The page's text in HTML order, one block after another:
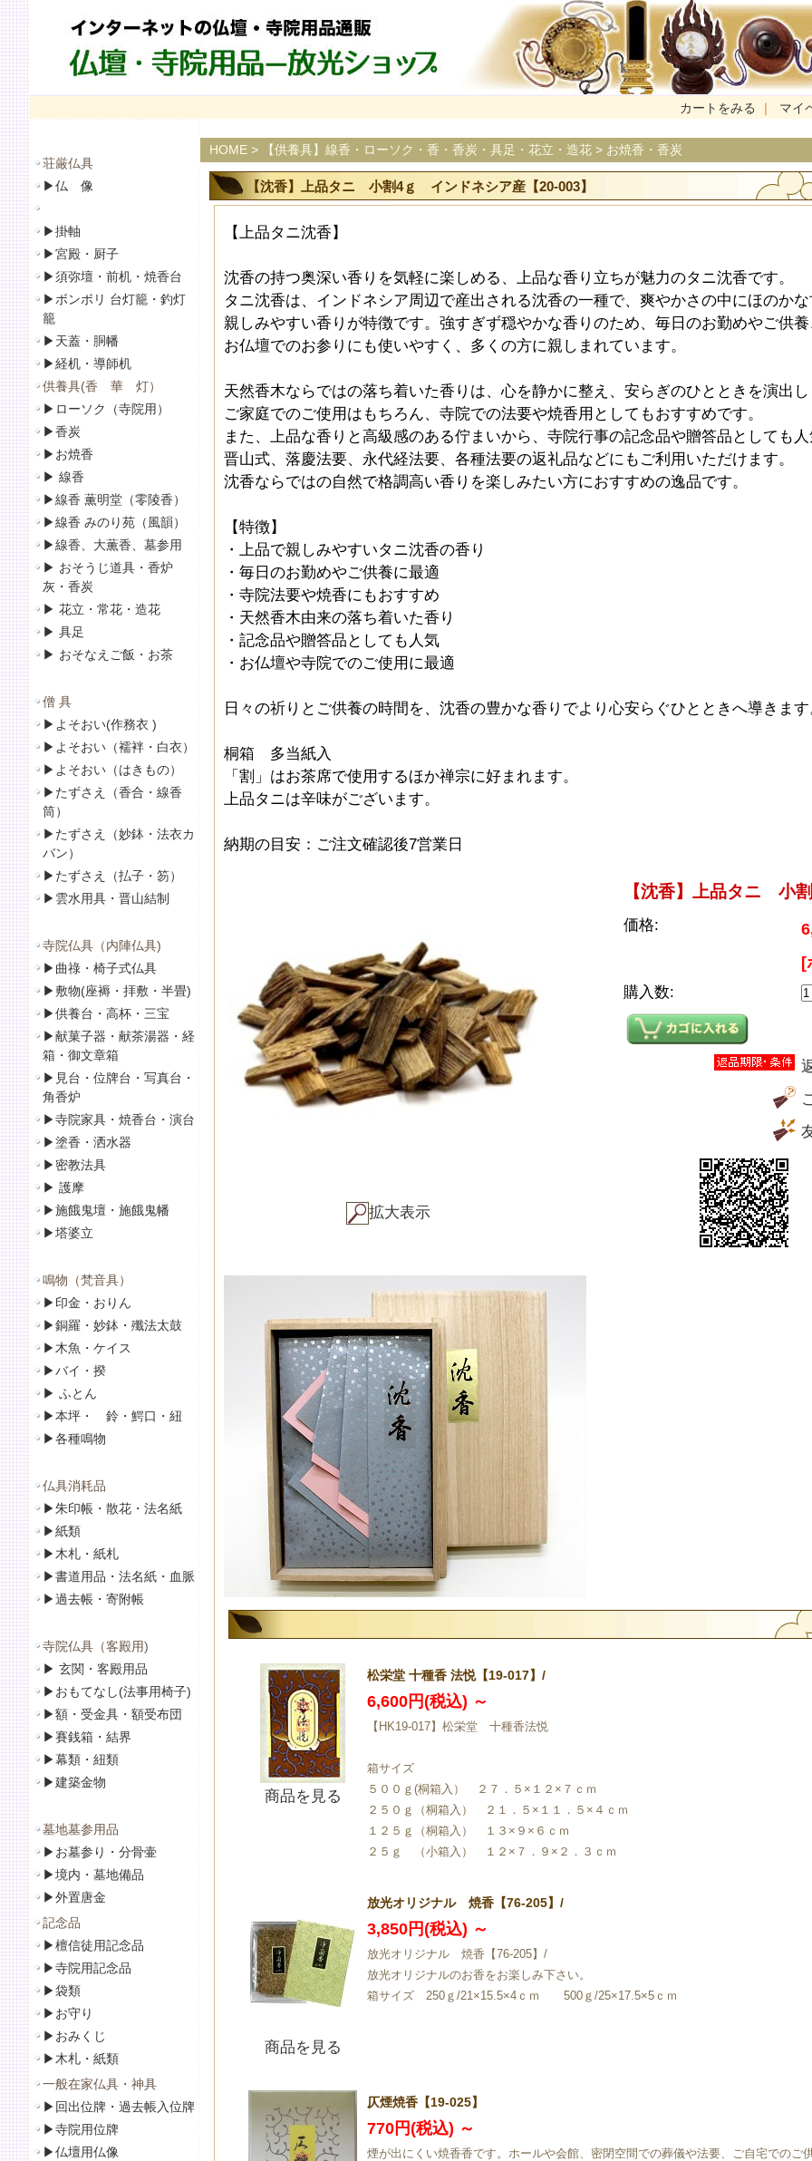
カートをみる ｜ マイ
荘厳仏具
▶仏 像
▶掛軸
▶宮殿・厨子
▶須弥壇・前机・焼香台
▶ ボンボリ 台灯籠・釣灯
籠
▶ 天蓋・胴幡
▶経机・導師机
供養具(香 華 灯）
▶ ローソク（寺院用）
▶香炭
▶ お焼香
▶ 線香
▶線香 薫明堂（零陵香）
▶線香 みのり苑（風韻）
▶線香、大薫香、墓参用
▶ おそうじ道具・香炉
灰・香炭
▶ 花立・常花・造花
▶ 具足
▶ おそなえご飯・お茶
僧 具
▶ よそおい(作務衣 )
▶ よそおい（襦袢・白衣）
▶ よそおい（はきもの）
▶ たずさえ（香合・線香
筒）
▶ たずさえ（妙鉢・法衣カ
バン）
▶ たずさえ（払子・笏）
▶ 雲水用具・晋山結制
寺院仏具（内陣仏具)
▶ 曲祿・椅子式仏具
▶ 敷物(座褥・拝敷・半畳)
▶供養台・高杯・三宝
▶献菓子器・献茶湯器・経
箱・御文章箱
▶ 見台・位牌台・写真台・
角香炉
▶寺院家具・焼香台・演台
▶塗香・洒水器
▶ 密教法具
▶ 護摩
▶施餓鬼壇・施餓鬼幡
▶塔婆立
鳴物（梵音具）
▶ 印金・おりん
▶銅羅・妙鉢・殲法太鼓
▶ 木魚・ケイス
▶バイ・揆
▶ ふとん
▶本坪・ 鈴・鰐口・紐
▶各種鳴物
仏具消耗品
▶朱印帳・散花・法名紙
▶紙類
▶ 木札・紙札
▶書道用品・法名紙・血脈
▶過去帳・寄附帳
寺院仏具（客殿用)
▶ 玄関・客殿用品
▶ おもてなし(法事用椅子)
▶額・受金具・額受布団
▶賽銭箱・結界
▶幕類・紐類
▶建築金物
墓地墓参用品
▶ お墓参り・分骨壷
▶境内・墓地備品
▶外置唐金
記念品
▶檀信徒用記念品
▶寺院用記念品
▶袋類
▶ お守り
▶おみくじ
▶ 木札・紙類
一般在家仏具・神具
▶ 回出位牌・過去帳入位牌
▶寺院用位牌
▶仏壇用仏像
HOME > 【供養具】線香・ローソク・香・香炭・具足・花立・造花 > お焼香・香炭
【沈香】上品タニ 小割4ｇ インドネシア産【20-003】
【上品タニ沈香】
沈香の持つ奥深い香りを気軽に楽しめる、上品な香り立ちが魅力のタニ沈香です。
タニ沈香は、インドネシア周辺で産出される沈香の一種で、爽やかさの中にほのか
親しみやすい香りが特徴です。強すぎず穏やかな香りのため、毎日のお勤めやご供養
お仏壇でのお参りにも使いやすく、多くの方に親しまれています。
天然香木ならではの落ち着いた香りは、心を静かに整え、安らぎのひとときを演出し
ご家庭でのご使用はもちろん、寺院での法要や焼香用としてもおすすめです。
また、上品な香りと高級感のある佇まいから、寺院行事の記念品や贈答品としても人
晋山式、落慶法要、永代経法要、各種法要の返礼品などにもご利用いただけます。
沈香ならではの自然で格調高い香りを楽しみたい方におすすめの逸品です。
【特徴】
・上品で親しみやすいタニ沈香の香り
・毎日のお勤めやご供養に最適
・寺院法要や焼香にもおすすめ
・天然香木由来の落ち着いた香り
・記念品や贈答品としても人気
・お仏壇や寺院でのご使用に最適
日々の祈りとご供養の時間を、沈香の豊かな香りでより心安らぐひとときへ導きます
桐箱 多当紙入
「割」はお茶席で使用するほか禅宗に好まれます。
上品タニは辛味がございます。
納期の目安：ご注文確認後7営業日
拡大表示
【沈香】上品タニ 小
価格:
[
購入数:
商品を見る
松栄堂 十種香 法悦【19-017】/
6,600円(税込) ～
【HK19-017】松栄堂 十種香法悦
箱サイズ
５００ｇ(桐箱入） ２７．５×１２×７ｃｍ
２５０ｇ（桐箱入） ２１．５×１１．５×４ｃｍ
１２５ｇ（桐箱入） １３×９×６ｃｍ
２５ｇ （小箱入） １２×７．９×２．３ｃｍ
商品を見る
放光オリジナル 焼香【76-205】/
3,850円(税込) ～
放光オリジナル 焼香【76-205】/
放光オリジナルのお香をお楽しみ下さい。
箱サイズ 250ｇ/21×15.5×4ｃｍ 500ｇ/25×17.5×5ｃｍ
仄煙焼香【19-025】
770円(税込) ～
煙が出にくい焼香香です。ホールや会館、密閉空間での葬儀や法要、ご自宅でのご